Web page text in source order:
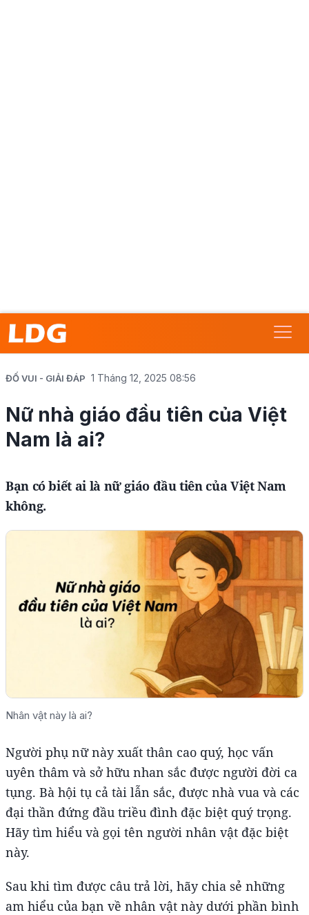
ĐỐ VUI - GIẢI ĐÁP 1 Tháng 12, 2025 08:56
Nữ nhà giáo đầu tiên của Việt
Nam là ai?
Bạn có biết ai là nữ giáo đầu tiên của Việt Nam
không.
Nhân vật này là ai?
Người phụ nữ này xuất thân cao quý, học vấn
uyên thâm và sở hữu nhan sắc được người đời ca
tụng. Bà hội tụ cả tài lẫn sắc, được nhà vua và các
đại thần đứng đầu triều đình đặc biệt quý trọng.
Hãy tìm hiểu và gọi tên người nhân vật đặc biệt
này.
Sau khi tìm được câu trả lời, hãy chia sẻ những
am hiểu của bạn về nhân vật này dưới phần bình